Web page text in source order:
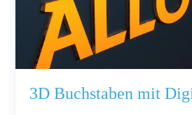
3D Buchstaben mit